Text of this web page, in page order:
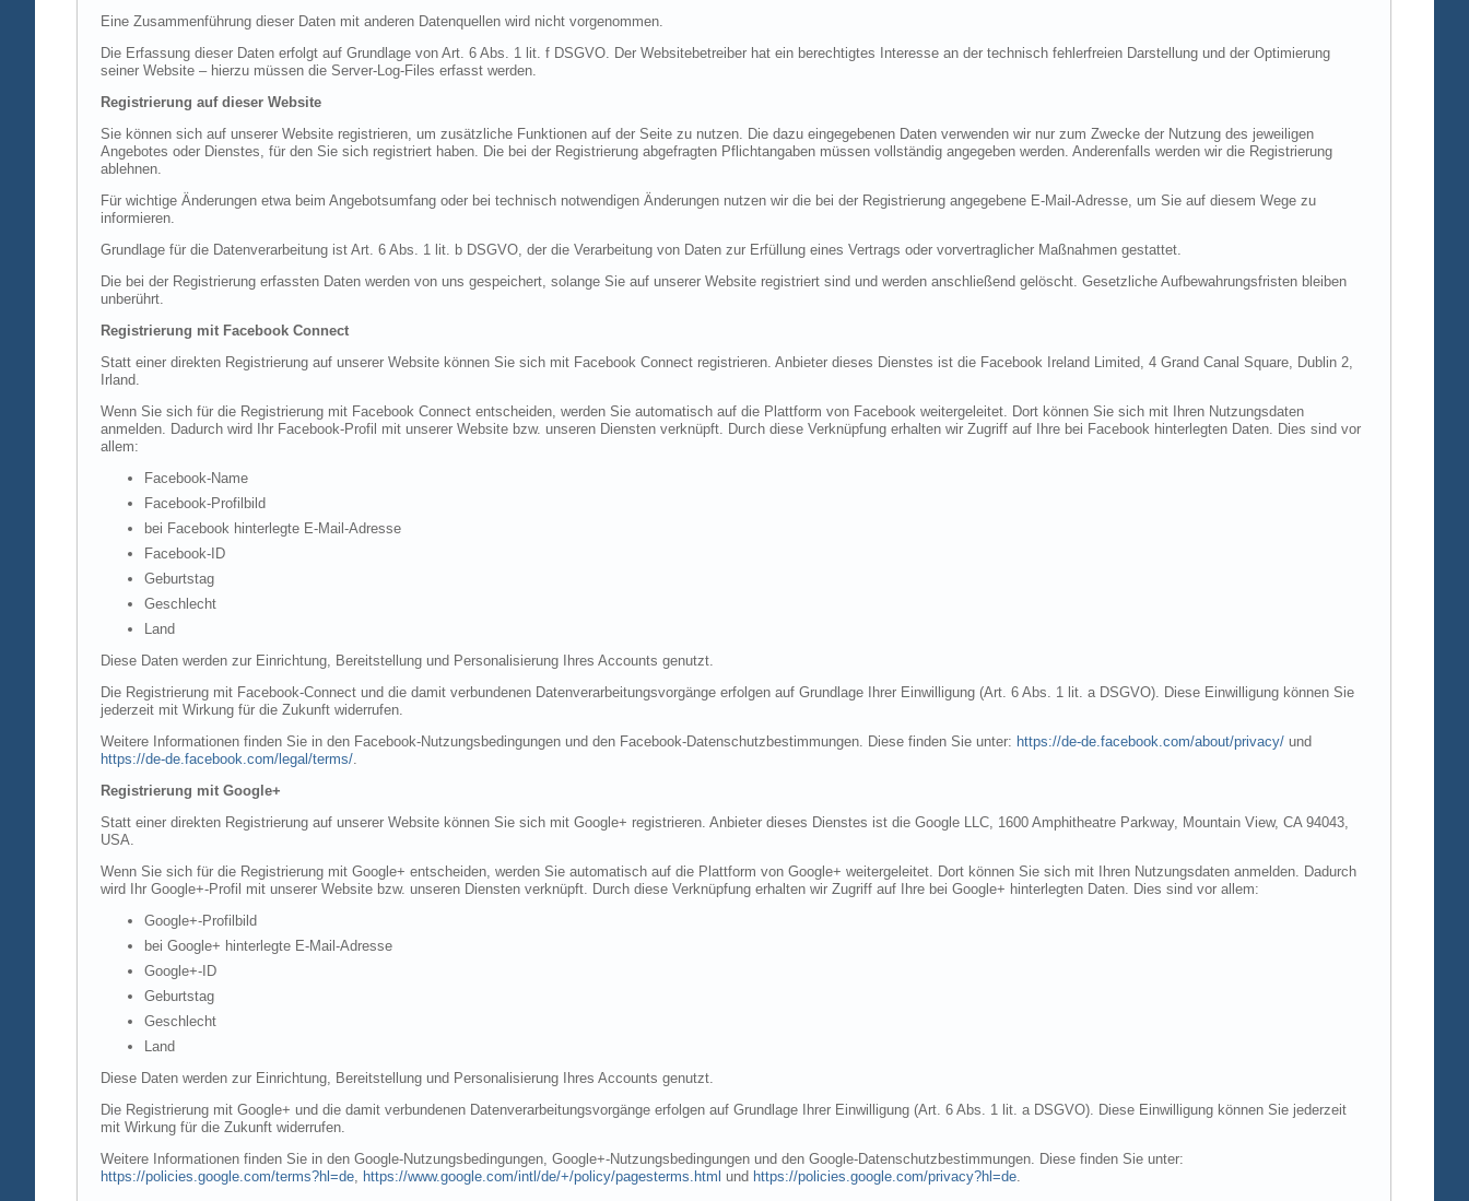
Eine Zusammenführung dieser Daten mit anderen Datenquellen wird nicht vorgenommen.
Die Erfassung dieser Daten erfolgt auf Grundlage von Art. 6 Abs. 1 lit. f DSGVO. Der Websitebetreiber hat ein berechtigtes Interesse an der technisch fehlerfreien Darstellung und der Optimierung
seiner Website – hierzu müssen die Server-Log-Files erfasst werden.
Registrierung auf dieser Website
Sie können sich auf unserer Website registrieren, um zusätzliche Funktionen auf der Seite zu nutzen. Die dazu eingegebenen Daten verwenden wir nur zum Zwecke der Nutzung des jeweiligen
Angebotes oder Dienstes, für den Sie sich registriert haben. Die bei der Registrierung abgefragten Pflichtangaben müssen vollständig angegeben werden. Anderenfalls werden wir die Registrierung
ablehnen.
Für wichtige Änderungen etwa beim Angebotsumfang oder bei technisch notwendigen Änderungen nutzen wir die bei der Registrierung angegebene E-Mail-Adresse, um Sie auf diesem Wege zu
informieren.
Grundlage für die Datenverarbeitung ist Art. 6 Abs. 1 lit. b DSGVO, der die Verarbeitung von Daten zur Erfüllung eines Vertrags oder vorvertraglicher Maßnahmen gestattet.
Die bei der Registrierung erfassten Daten werden von uns gespeichert, solange Sie auf unserer Website registriert sind und werden anschließend gelöscht. Gesetzliche Aufbewahrungsfristen bleiben
unberührt.
Registrierung mit Facebook Connect
Statt einer direkten Registrierung auf unserer Website können Sie sich mit Facebook Connect registrieren. Anbieter dieses Dienstes ist die Facebook Ireland Limited, 4 Grand Canal Square, Dublin 2,
Irland.
Wenn Sie sich für die Registrierung mit Facebook Connect entscheiden, werden Sie automatisch auf die Plattform von Facebook weitergeleitet. Dort können Sie sich mit Ihren Nutzungsdaten
anmelden. Dadurch wird Ihr Facebook-Profil mit unserer Website bzw. unseren Diensten verknüpft. Durch diese Verknüpfung erhalten wir Zugriff auf Ihre bei Facebook hinterlegten Daten. Dies sind vor
allem:
Facebook-Name
Facebook-Profilbild
bei Facebook hinterlegte E-Mail-Adresse
Facebook-ID
Geburtstag
Geschlecht
Land
Diese Daten werden zur Einrichtung, Bereitstellung und Personalisierung Ihres Accounts genutzt.
Die Registrierung mit Facebook-Connect und die damit verbundenen Datenverarbeitungsvorgänge erfolgen auf Grundlage Ihrer Einwilligung (Art. 6 Abs. 1 lit. a DSGVO). Diese Einwilligung können Sie
jederzeit mit Wirkung für die Zukunft widerrufen.
Weitere Informationen finden Sie in den Facebook-Nutzungsbedingungen und den Facebook-Datenschutzbestimmungen. Diese finden Sie unter: https://de-de.facebook.com/about/privacy/ und
https://de-de.facebook.com/legal/terms/.
Registrierung mit Google+
Statt einer direkten Registrierung auf unserer Website können Sie sich mit Google+ registrieren. Anbieter dieses Dienstes ist die Google LLC, 1600 Amphitheatre Parkway, Mountain View, CA 94043,
USA.
Wenn Sie sich für die Registrierung mit Google+ entscheiden, werden Sie automatisch auf die Plattform von Google+ weitergeleitet. Dort können Sie sich mit Ihren Nutzungsdaten anmelden. Dadurch
wird Ihr Google+-Profil mit unserer Website bzw. unseren Diensten verknüpft. Durch diese Verknüpfung erhalten wir Zugriff auf Ihre bei Google+ hinterlegten Daten. Dies sind vor allem:
Google+-Profilbild
bei Google+ hinterlegte E-Mail-Adresse
Google+-ID
Geburtstag
Geschlecht
Land
Diese Daten werden zur Einrichtung, Bereitstellung und Personalisierung Ihres Accounts genutzt.
Die Registrierung mit Google+ und die damit verbundenen Datenverarbeitungsvorgänge erfolgen auf Grundlage Ihrer Einwilligung (Art. 6 Abs. 1 lit. a DSGVO). Diese Einwilligung können Sie jederzeit
mit Wirkung für die Zukunft widerrufen.
Weitere Informationen finden Sie in den Google-Nutzungsbedingungen, Google+-Nutzungsbedingungen und den Google-Datenschutzbestimmungen. Diese finden Sie unter:
https://policies.google.com/terms?hl=de, https://www.google.com/intl/de/+/policy/pagesterms.html und https://policies.google.com/privacy?hl=de.